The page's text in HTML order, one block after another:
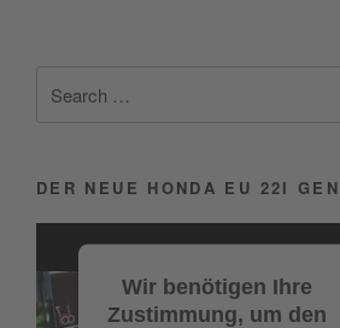
for:
DER NEUE HONDA EU 22I
Wir benötigen Ihre
Zustimmung, um den